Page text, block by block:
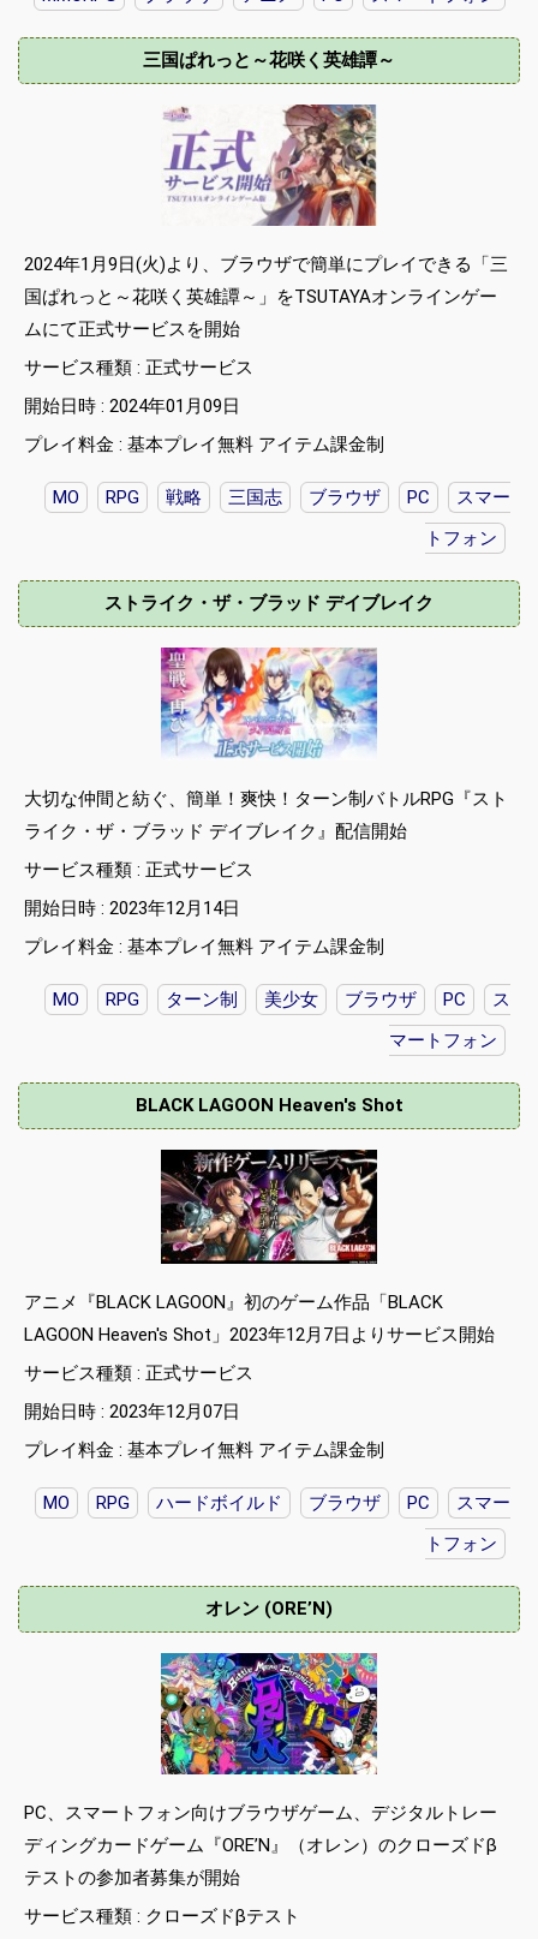
三国ぱれっと～花咲く英雄譚～
2024年1月9日(火)より、ブラウザで簡単にプレイできる「三
国ぱれっと～花咲く英雄譚～」をTSUTAYAオンラインゲー
ムにて正式サービスを開始
サービス種類 : 正式サービス
開始日時 : 2024年01月09日
プレイ料金 : 基本プレイ無料 アイテム課金制
MO RPG 戦略 三国志 ブラウザ PC
スマー
トフォン
ストライク・ザ・ブラッド デイブレイク
大切な仲間と紡ぐ、簡単！爽快！ターン制バトルRPG『スト
ライク・ザ・ブラッド デイブレイク』配信開始
サービス種類 : 正式サービス
開始日時 : 2023年12月14日
プレイ料金 : 基本プレイ無料 アイテム課金制
MO RPG ターン制 美少女 ブラウザ PC
ス
マートフォン
BLACK LAGOON Heaven's Shot
アニメ『BLACK LAGOON』初のゲーム作品「BLACK
LAGOON Heaven's Shot」2023年12月7日よりサービス開始
サービス種類 : 正式サービス
開始日時 : 2023年12月07日
プレイ料金 : 基本プレイ無料 アイテム課金制
MO RPG ハードボイルド ブラウザ PC
スマー
トフォン
オレン (ORE’N)
PC、スマートフォン向けブラウザゲーム、デジタルトレー
ディングカードゲーム『ORE’N』（オレン）のクローズドβ
テストの参加者募集が開始
サービス種類 : クローズドβテスト